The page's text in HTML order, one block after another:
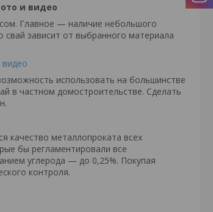
и видео
Главное — наличие небольшого
свай зависит от выбранного материала
использовать на большинстве
в частном домостроительстве. Сделать
качество металлопроката всех
бы регламентировали все
углерода — до 0,25%. Покупая
контроля.